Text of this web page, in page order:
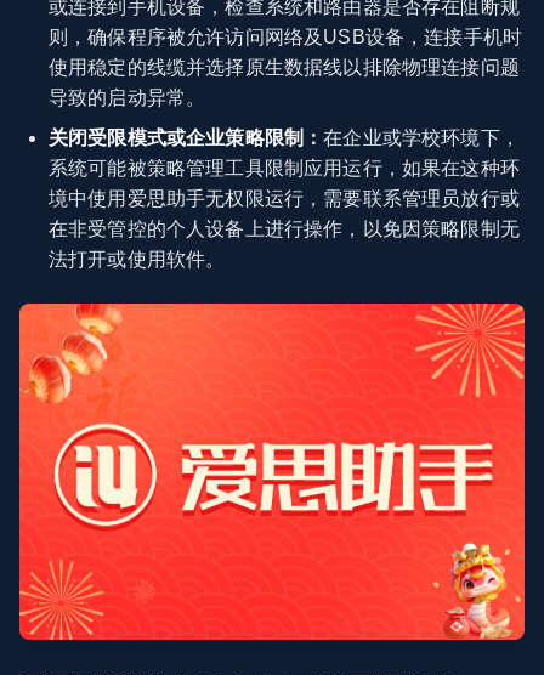
或连接到手机设备，检查系统和路由器是否存在阻断规
则，确保程序被允许访问网络及USB设备，连接手机时
使用稳定的线缆并选择原生数据线以排除物理连接问题
导致的启动异常。
关闭受限模式或企业策略限制：在企业或学校环境下，
系统可能被策略管理工具限制应用运行，如果在这种环
境中使用爱思助手无权限运行，需要联系管理员放行或
在非受管控的个人设备上进行操作，以免因策略限制无
法打开或使用软件。